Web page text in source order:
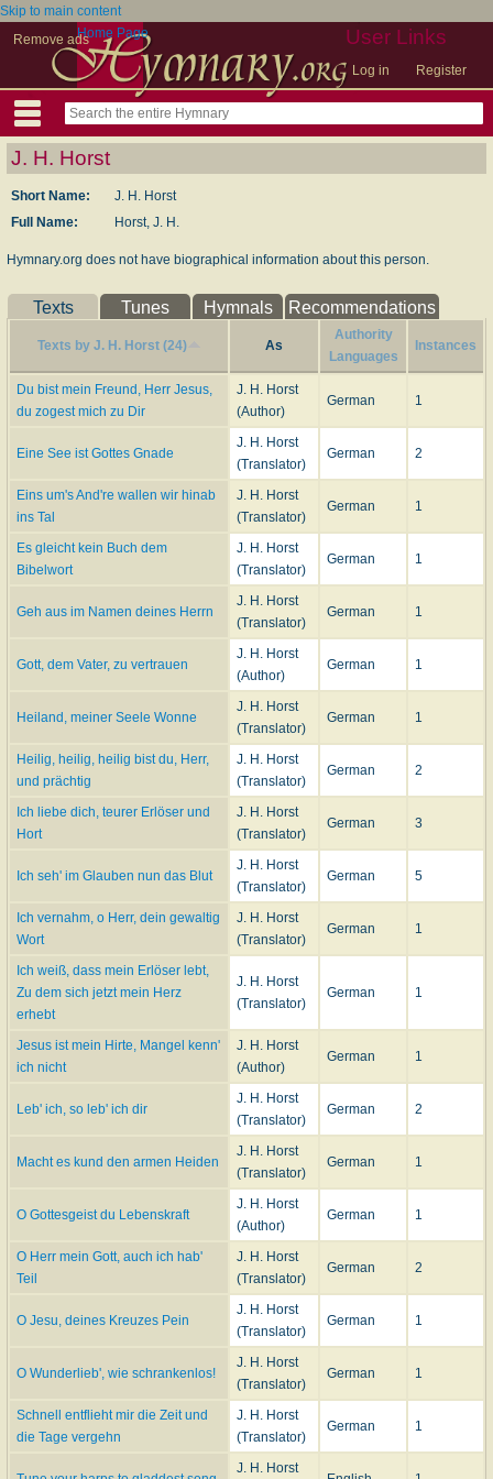
Skip to main content
Remove ads
User Links
Log in Register
Home Page
J. H. Horst
Short Name:
J. H. Horst
Full Name:
Horst, J. H.
Hymnary.org does not have biographical information about this person.
Texts Tunes Hymnals Recommendations
Texts by J. H. Horst (24) As
Authority
Languages
Instances
Du bist mein Freund, Herr Jesus,
du zogest mich zu Dir
J. H. Horst
(Author)
German 1
Eine See ist Gottes Gnade
J. H. Horst
(Translator)
German 2
Eins um's And're wallen wir hinab
ins Tal
J. H. Horst
(Translator)
German 1
Es gleicht kein Buch dem
Bibelwort
J. H. Horst
(Translator)
German 1
Geh aus im Namen deines Herrn
J. H. Horst
(Translator)
German 1
Gott, dem Vater, zu vertrauen
J. H. Horst
(Author)
German 1
Heiland, meiner Seele Wonne
J. H. Horst
(Translator)
German 1
Heilig, heilig, heilig bist du, Herr,
und prächtig
J. H. Horst
(Translator)
German 2
Ich liebe dich, teurer Erlöser und
Hort
J. H. Horst
(Translator)
German 3
Ich seh' im Glauben nun das Blut
J. H. Horst
(Translator)
German 5
Ich vernahm, o Herr, dein gewaltig
Wort
J. H. Horst
(Translator)
German 1
Ich weiß, dass mein Erlöser lebt,
Zu dem sich jetzt mein Herz
erhebt
J. H. Horst
(Translator)
German 1
Jesus ist mein Hirte, Mangel kenn'
ich nicht
J. H. Horst
(Author)
German 1
Leb' ich, so leb' ich dir
J. H. Horst
(Translator)
German 2
Macht es kund den armen Heiden
J. H. Horst
(Translator)
German 1
O Gottesgeist du Lebenskraft
J. H. Horst
(Author)
German 1
O Herr mein Gott, auch ich hab'
Teil
J. H. Horst
(Translator)
German 2
O Jesu, deines Kreuzes Pein
J. H. Horst
(Translator)
German 1
O Wunderlieb', wie schrankenlos!
J. H. Horst
(Translator)
German 1
Schnell entflieht mir die Zeit und
die Tage vergehn
J. H. Horst
(Translator)
German 1
J. H. Horst